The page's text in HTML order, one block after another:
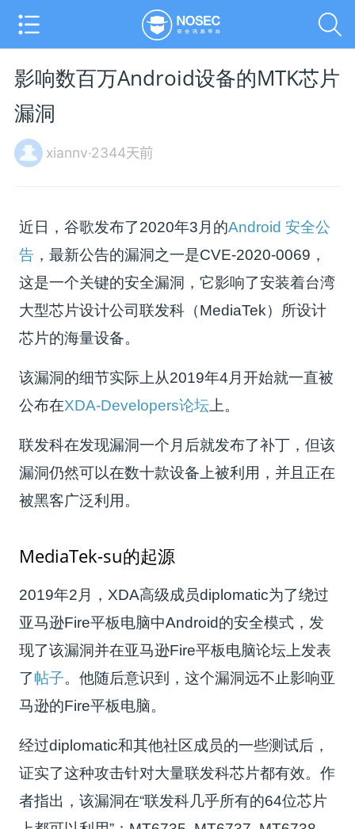
影响数百万Android设备的MTK芯片
漏洞
xiannv·2344天前
近日，谷歌发布了2020年3月的Android 安全公
告 ，最新公告的漏洞之一是CVE-2020-0069，
这是一个关键的安全漏洞，它影响了安装着台湾
大型芯片设计公司联发科（MediaTek）所设计
芯片的海量设备。
该漏洞的细节实际上从2019年4月开始就一直被
公布在XDA-Developers论坛 上。
联发科在发现漏洞一个月后就发布了补丁，但该
漏洞仍然可以在数十款设备上被利用，并且正在
被黑客广泛利用。
MediaTek-su的起源
2019年2月，XDA高级成员diplomatic为了绕过
亚马逊Fire平板电脑中Android的安全模式，发
现了该漏洞并在亚马逊Fire平板电脑论坛上发表
了帖子。他随后意识到，这个漏洞远不止影响亚
马逊的Fire平板电脑。
经过diplomatic和其他社区成员的一些测试后，
证实了这种攻击针对大量联发科芯片都有效。作
者指出，该漏洞在“联发科几乎所有的64位芯片